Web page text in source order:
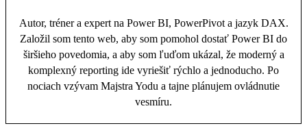
Autor, tréner a expert na Power BI, PowerPivot a jazyk DAX.
Založil som tento web, aby som pomohol dostať Power BI do
širšieho povedomia, a aby som ľuďom ukázal, že moderný a
komplexný reporting ide vyriešiť rýchlo a jednoducho. Po
nociach vzývam Majstra Yodu a tajne plánujem ovládnutie
vesmíru.